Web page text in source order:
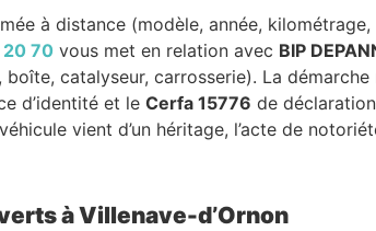
à distance (modèle, année,
70 vous met en relation avec BIP
catalyseur, carrosserie). La démarche
d’identité et le Cerfa 15776 de
vient d’un héritage, l’acte de
à Villenave-d’Ornon